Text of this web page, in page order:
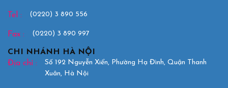
Tel : (0220) 3 890 556
Fax : (0220) 3 890 997
CHI NHÁNH HÀ NỘI
Địa chỉ :
Số 192 Nguyễn Xiển, Phường Hạ Đình, Quận Thanh
Xuân, Hà Nội